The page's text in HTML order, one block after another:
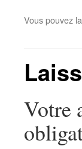
Vous pouvez
Votre